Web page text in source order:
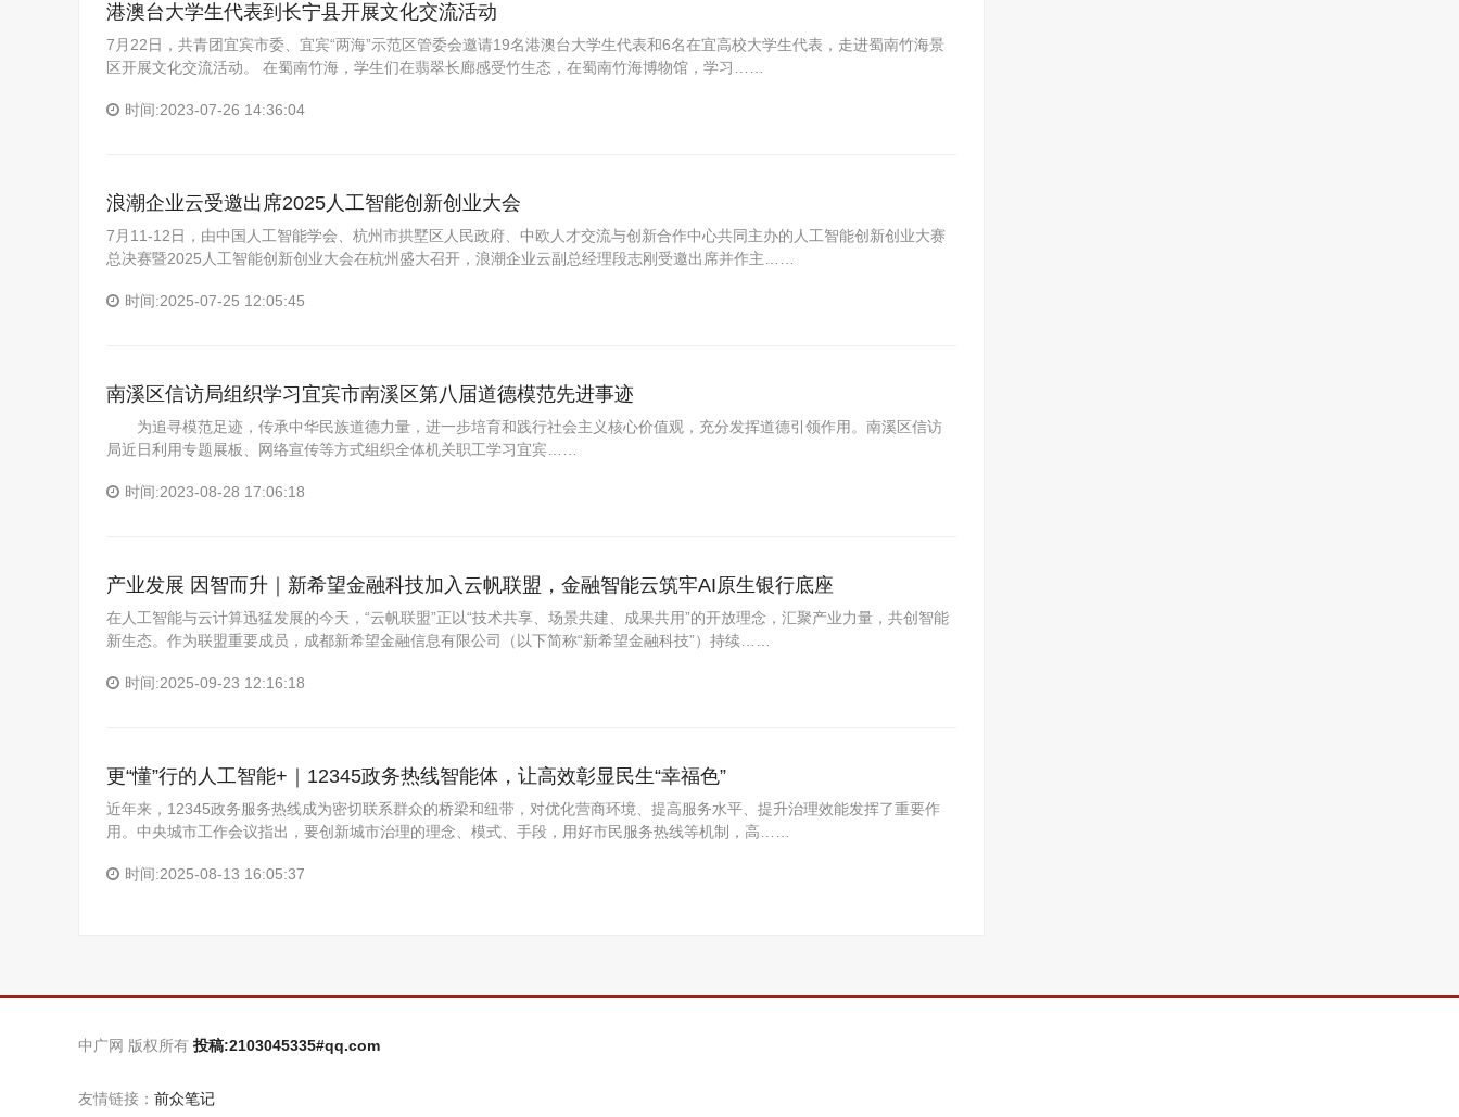
港澳台大学生代表到长宁县开展文化交流活动
7月22日，共青团宜宾市委、宜宾“两海”示范区管委会邀请19名港澳台大学生代表和6名在宜高校大学生代表，走进蜀南竹海景
区开展文化交流活动。 在蜀南竹海，学生们在翡翠长廊感受竹生态，在蜀南竹海博物馆，学习……
时间:2023-07-26 14:36:04
浪潮企业云受邀出席2025人工智能创新创业大会
7月11-12日，由中国人工智能学会、杭州市拱墅区人民政府、中欧人才交流与创新合作中心共同主办的人工智能创新创业大赛
总决赛暨2025人工智能创新创业大会在杭州盛大召开，浪潮企业云副总经理段志刚受邀出席并作主……
时间:2025-07-25 12:05:45
南溪区信访局组织学习宜宾市南溪区第八届道德模范先进事迹
为追寻模范足迹，传承中华民族道德力量，进一步培育和践行社会主义核心价值观，充分发挥道德引领作用。南溪区信访
局近日利用专题展板、网络宣传等方式组织全体机关职工学习宜宾……
时间:2023-08-28 17:06:18
产业发展 因智而升｜新希望金融科技加入云帆联盟，金融智能云筑牢AI原生银行底座
在人工智能与云计算迅猛发展的今天，“云帆联盟”正以“技术共享、场景共建、成果共用”的开放理念，汇聚产业力量，共创智能
新生态。作为联盟重要成员，成都新希望金融信息有限公司（以下简称“新希望金融科技”）持续……
时间:2025-09-23 12:16:18
更“懂”行的人工智能+｜12345政务热线智能体，让高效彰显民生“幸福色”
近年来，12345政务服务热线成为密切联系群众的桥梁和纽带，对优化营商环境、提高服务水平、提升治理效能发挥了重要作
用。中央城市工作会议指出，要创新城市治理的理念、模式、手段，用好市民服务热线等机制，高……
时间:2025-08-13 16:05:37
中广网 版权所有 投稿:2103045335#qq.com
友情链接： 前众笔记